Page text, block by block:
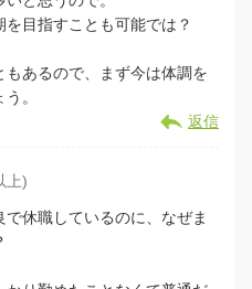
目指すことも可能では？
あるので、まず今は体調を
。
返信
上)
休職しているのに、なぜま